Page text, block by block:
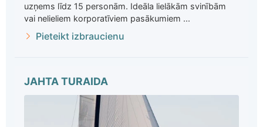
uzņems līdz 15 personām. Ideāla lielākām svinībām
vai nelieliem korporatīviem pasākumiem ...
Pieteikt izbraucienu
JAHTA TURAIDA